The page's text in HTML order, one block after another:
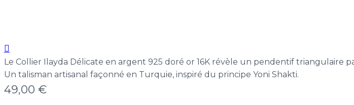
Le Collier Ilayda Délicate en argent 925 doré or 16K révèle un pendentif triangulaire
Un talisman artisanal façonné en Turquie, inspiré du principe Yoni Shakti.
49,00 €